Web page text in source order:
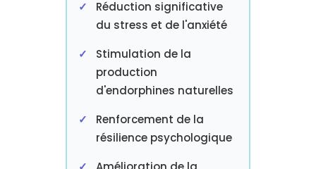
Réduction significative
du stress et de l'anxiété
Stimulation de la
production
d'endorphines naturelles
Renforcement de la
résilience psychologique